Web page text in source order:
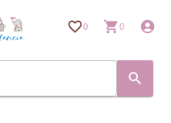
0 0